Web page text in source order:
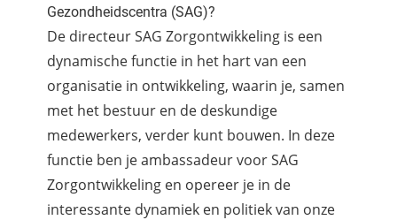
Gezondheidscentra (SAG)?
De directeur SAG Zorgontwikkeling is een
dynamische functie in het hart van een
organisatie in ontwikkeling, waarin je, samen
met het bestuur en de deskundige
medewerkers, verder kunt bouwen. In deze
functie ben je ambassadeur voor SAG
Zorgontwikkeling en opereer je in de
interessante dynamiek en politiek van onze